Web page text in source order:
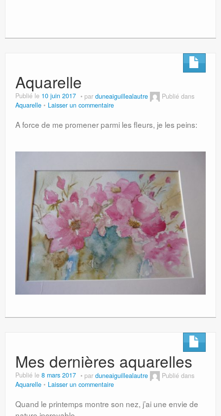
Aquarelle
Publié le 10 juin 2017 par duneaiguillealautre
Publié dans
Aquarelle
Laisser un commentaire
A force de me promener parmi les fleurs, je les peins:
Mes dernières aquarelles
Publié le 8 mars 2017 par duneaiguillealautre
Publié dans
Aquarelle
Laisser un commentaire
Quand le printemps montre son nez, j’ai une envie de